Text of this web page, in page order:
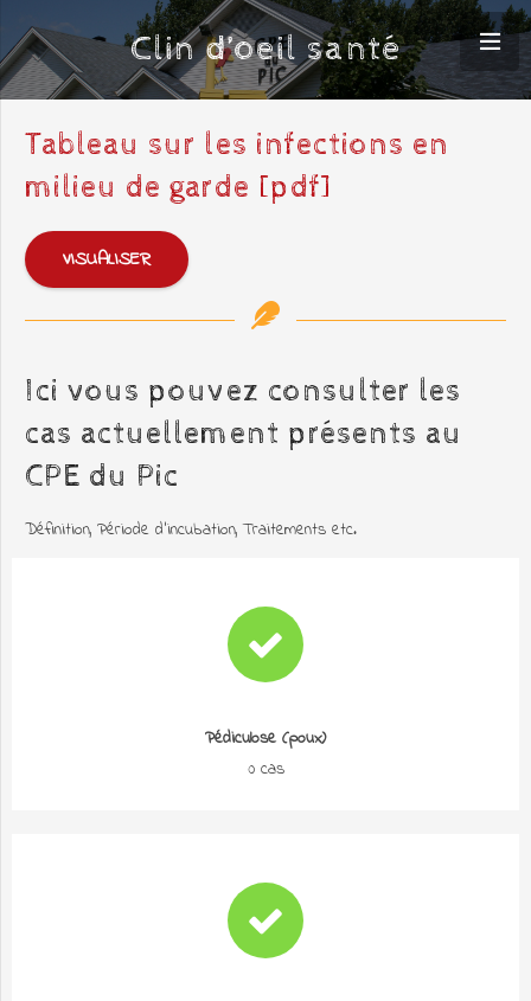
Clin d’oeil santé
Tableau sur les infections en
milieu de garde [pdf]
VISUALISER
Ici vous pouvez consulter les
cas actuellement présents au
CPE du Pic
Définition, Période d’incubation, Traitements etc.
Pédiculose (poux)
0 cas